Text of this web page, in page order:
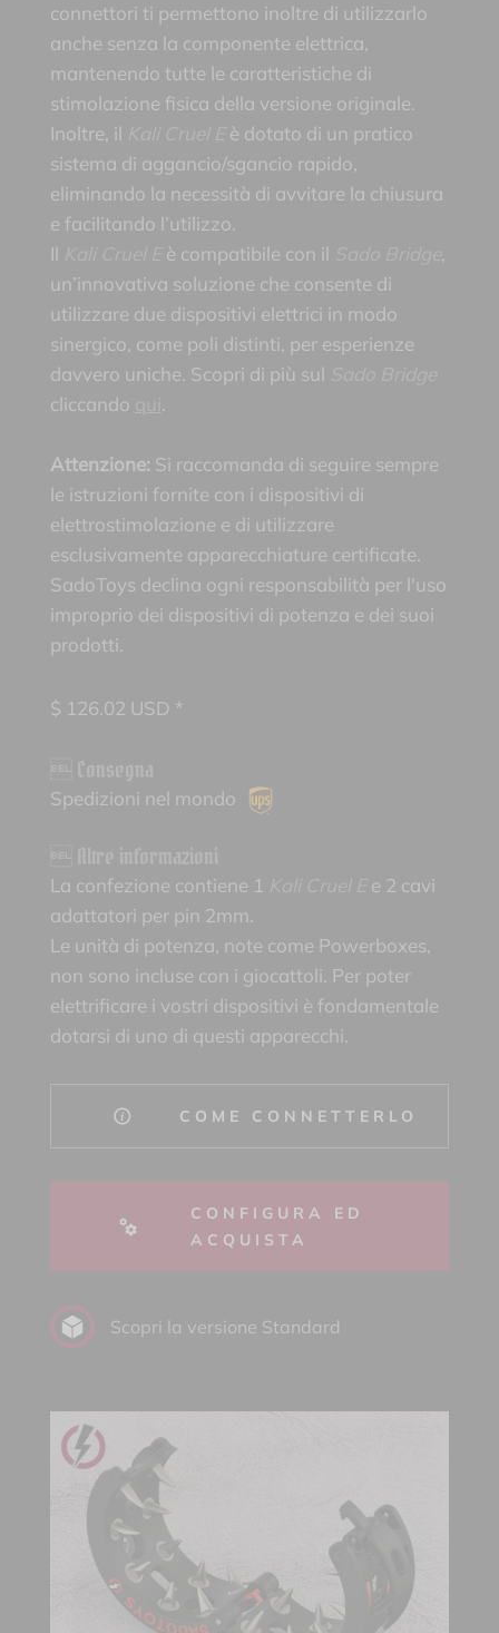
connettori ti permettono inoltre di utilizzarlo
anche senza la componente elettrica,
mantenendo tutte le caratteristiche di
stimolazione fisica della versione originale.
Inoltre, il
è dotato di un pratico
sistema di aggancio/sgancio rapido,
eliminando la necessità di avvitare la chiusura
e facilitando l’utilizzo.
Il
è compatibile con il
,
un’innovativa soluzione che consente di
utilizzare due dispositivi elettrici in modo
sinergico, come poli distinti, per esperienze
davvero uniche. Scopri di più sul
cliccando
.
Attenzione: Si raccomanda di seguire sempre
le istruzioni fornite con i dispositivi di
elettrostimolazione e di utilizzare
esclusivamente apparecchiature certificate.
SadoToys declina ogni responsabilità per l'uso
improprio dei dispositivi di potenza e dei suoi
prodotti.
$ 126.02 USD *
Spedizioni nel mondo
La confezione contiene 1
e 2 cavi
adattatori per pin 2mm.
Le unità di potenza, note come Powerboxes,
non sono incluse con i giocattoli. Per poter
elettrificare i vostri dispositivi è fondamentale
dotarsi di uno di questi apparecchi.
COME CONNETTERLO
CONFIGURA ED
ACQUISTA
Scopri la versione Standard